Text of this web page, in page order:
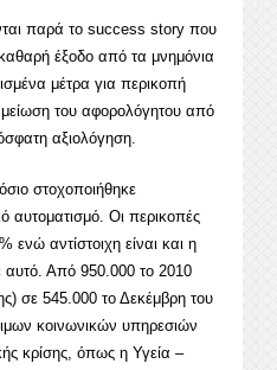
παρά το success story που
έξοδο από τα μνημόνια
μέτρα για περικοπή
του αφορολόγητου από
αξιολόγηση.
στοχοποιήθηκε
αυτοματισμό. Οι περικοπές
αντίστοιχη είναι και η
Από 950.000 το 2010
σε 545.000 το Δεκέμβρη του
κοινωνικών υπηρεσιών
κρίσης, όπως η Υγεία –